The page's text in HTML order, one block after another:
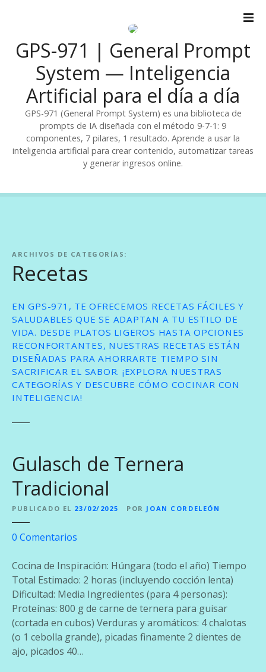
n
GPS-971 | General Prompt
System — Inteligencia
Artificial para el día a día
GPS-971 (General Prompt System) es una biblioteca de
prompts de IA diseñada con el método 9-7-1: 9
componentes, 7 pilares, 1 resultado. Aprende a usar la
inteligencia artificial para crear contenido, automatizar tareas
y generar ingresos online.
ARCHIVOS DE CATEGORÍAS:
Recetas
EN GPS-971, TE OFRECEMOS RECETAS FÁCILES Y
SALUDABLES QUE SE ADAPTAN A TU ESTILO DE
VIDA. DESDE PLATOS LIGEROS HASTA OPCIONES
RECONFORTANTES, NUESTRAS RECETAS ESTÁN
DISEÑADAS PARA AHORRARTE TIEMPO SIN
SACRIFICAR EL SABOR. ¡EXPLORA NUESTRAS
CATEGORÍAS Y DESCUBRE CÓMO COCINAR CON
INTELIGENCIA!
Gulasch de Ternera
Tradicional
PUBLICADO EL 23/02/2025 POR JOAN CORDELEÓN
0 Comentarios
G
u
l
a
s
c
h
Cocina de Inspiración: Húngara (todo el año) Tiempo
Total Estimado: 2 horas (incluyendo cocción lenta)
Dificultad: Media Ingredientes (para 4 personas):
Proteínas: 800 g de carne de ternera para guisar
(cortada en cubos) Verduras y aromáticos: 4 chalotas
(o 1 cebolla grande), picadas finamente 2 dientes de
ajo, picados 40…